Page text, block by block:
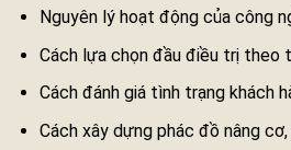
Nguyên lý hoạt động của công
Cách lựa chọn đầu điều trị theo
Cách đánh giá tình trạng khách
Cách xây dựng phác đồ nâng